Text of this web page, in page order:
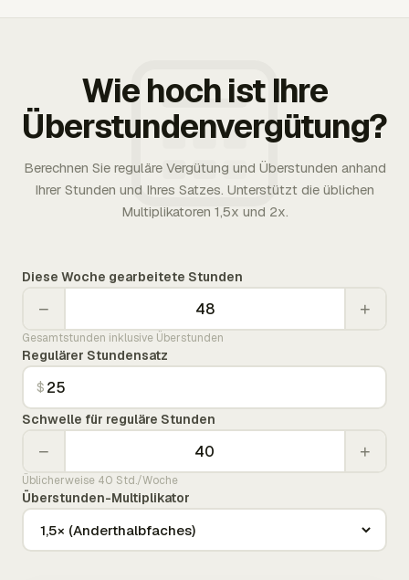
Wie hoch ist Ihre
Überstundenvergütung?
Berechnen Sie reguläre Vergütung und Überstunden anhand
Ihrer Stunden und Ihres Satzes. Unterstützt die üblichen
Multiplikatoren 1,5x und 2x.
Diese Woche gearbeitete Stunden
− +
Gesamtstunden inklusive Überstunden
Regulärer Stundensatz
$
Schwelle für reguläre Stunden
− +
Üblicherweise 40 Std./Woche
Überstunden-Multiplikator